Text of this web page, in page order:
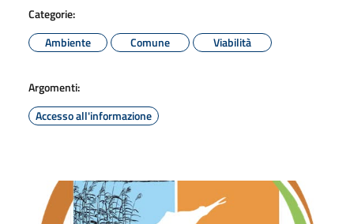
Categorie:
Ambiente
Comune Viabilità
Argomenti:
Accesso all'informazione